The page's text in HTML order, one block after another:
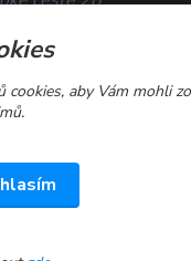
aby Vám mohli